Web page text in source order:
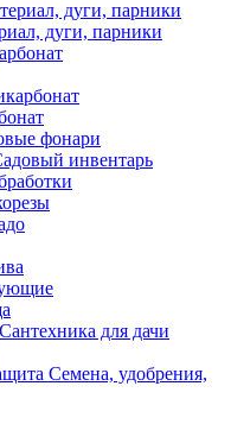
дуги, парники
фонари
инвентарь
Сантехника для дачи
Семена, удобрения,